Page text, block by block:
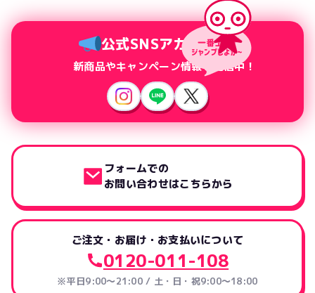
公式SNSアカウント
新商品やキャンペーン情報を配信中！
フォームでの
お問い合わせはこちらから
ご注文・お届け・お支払いについて
0120-011-108
※平日9:00～21:00 / 土・日・祝9:00～18:00